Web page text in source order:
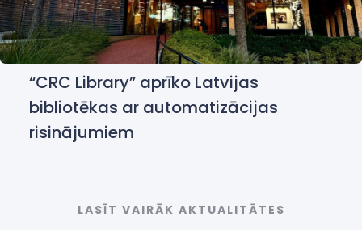
“CRC Library” aprīko Latvijas
bibliotēkas ar automatizācijas
risinājumiem
LASĪT VAIRĀK AKTUALITĀTES